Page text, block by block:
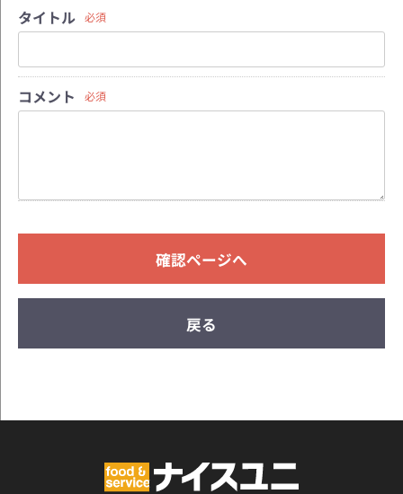
タイトル 必須
コメント 必須
確認ページへ
戻る